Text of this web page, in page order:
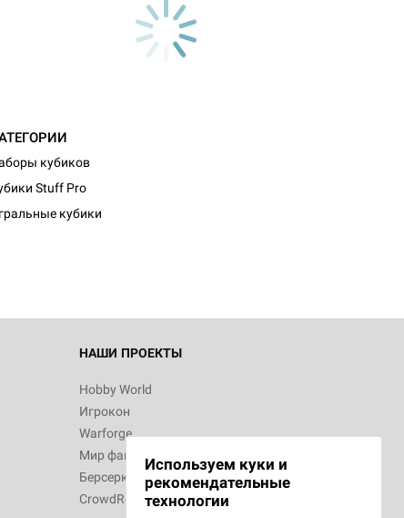
кубиков
Stuff Pro
кубики
НАШИ ПРОЕКТЫ
Hobby World
Игрокон
Warforge
Мир фантастики
Берсерк
CrowdRepublic
Используем куки и
рекомендательные
технологии